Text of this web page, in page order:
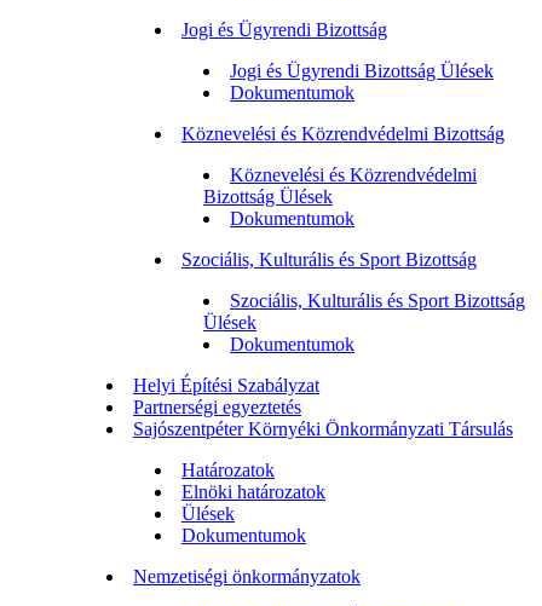
Jogi és Ügyrendi Bizottság
Jogi és Ügyrendi Bizottság Ülések
Dokumentumok
Köznevelési és Közrendvédelmi Bizottság
Köznevelési és Közrendvédelmi
Bizottság Ülések
Dokumentumok
Szociális, Kulturális és Sport Bizottság
Szociális, Kulturális és Sport Bizottság
Ülések
Dokumentumok
Helyi Építési Szabályzat
Partnerségi egyeztetés
Sajószentpéter Környéki Önkormányzati Társulás
Határozatok
Elnöki határozatok
Ülések
Dokumentumok
Nemzetiségi önkormányzatok